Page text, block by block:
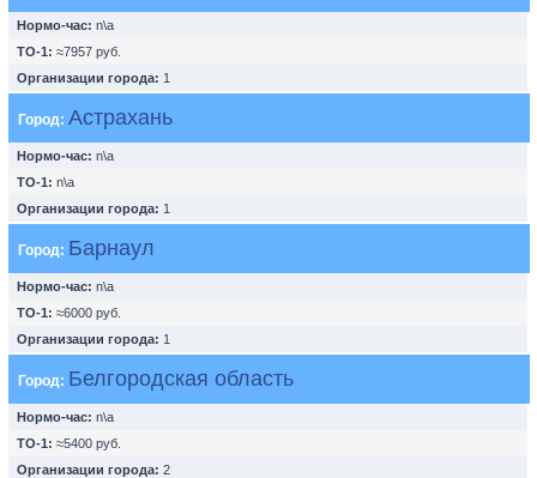
Нормо-час: n\a
ТО-1: ≈7957 руб.
Организации города: 1
Город: Астрахань
Нормо-час: n\a
ТО-1: n\a
Организации города: 1
Город: Барнаул
Нормо-час: n\a
ТО-1: ≈6000 руб.
Организации города: 1
Город: Белгородская область
Нормо-час: n\a
ТО-1: ≈5400 руб.
Организации города: 2